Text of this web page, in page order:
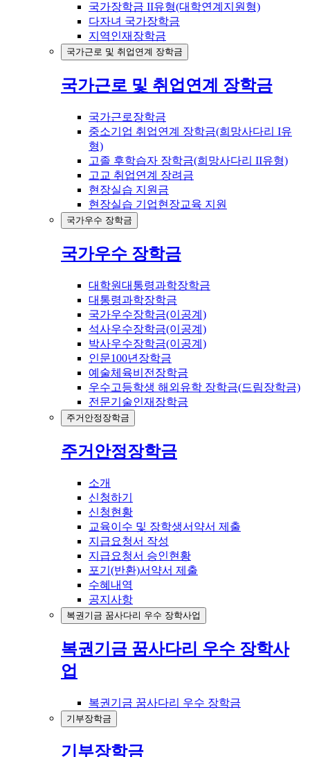
국가장학금 II유형(대학연계지원형)
다자녀 국가장학금
지역인재장학금
국가근로 및 취업연계 장학금
국가근로 및 취업연계 장학금
국가근로장학금
중소기업 취업연계 장학금(희망사다리 I유
형)
고졸 후학습자 장학금(희망사다리 II유형)
고교 취업연계 장려금
현장실습 지원금
현장실습 기업현장교육 지원
국가우수 장학금
국가우수 장학금
대학원대통령과학장학금
대통령과학장학금
국가우수장학금(이공계)
석사우수장학금(이공계)
박사우수장학금(이공계)
인문100년장학금
예술체육비전장학금
우수고등학생 해외유학 장학금(드림장학금)
전문기술인재장학금
주거안정장학금
주거안정장학금
소개
신청하기
신청현황
교육이수 및 장학생서약서 제출
지급요청서 작성
지급요청서 승인현황
포기(반환)서약서 제출
수혜내역
공지사항
복권기금 꿈사다리 우수 장학사업
복권기금 꿈사다리 우수 장학사
업
복권기금 꿈사다리 우수 장학금
기부장학금
기부장학금